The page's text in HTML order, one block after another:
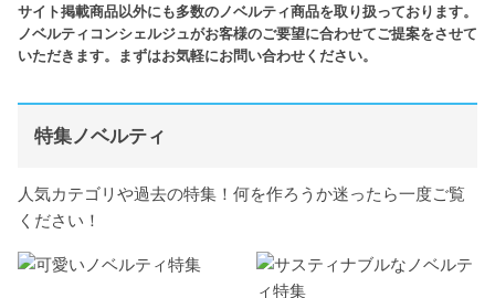
サイト掲載商品以外にも多数のノベルティ商品を取り扱っております。
ノベルティコンシェルジュがお客様のご要望に合わせてご提案をさせて
いただきます。まずはお気軽にお問い合わせください。
特集ノベルティ
人気カテゴリや過去の特集！何を作ろうか迷ったら一度ご覧
ください！